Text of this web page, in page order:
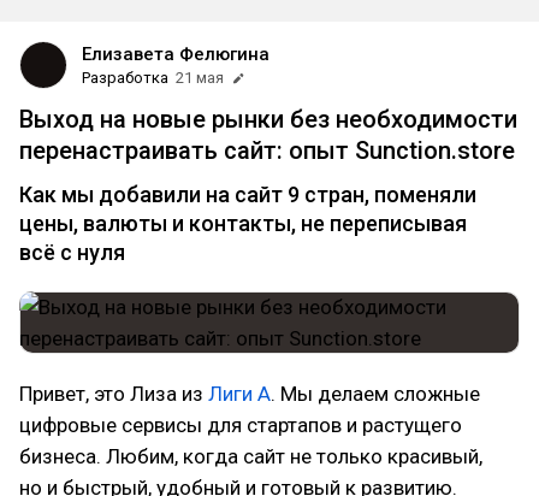
Елизавета Фелюгина
Разработка 21 мая
Выход на новые рынки без необходимости
перенастраивать сайт: опыт Sunction.store
Как мы добавили на сайт 9 стран, поменяли
цены, валюты и контакты, не переписывая
всё с нуля
Привет, это Лиза из Лиги А. Мы делаем сложные
цифровые сервисы для стартапов и растущего
бизнеса. Любим, когда сайт не только красивый,
но и быстрый, удобный и готовый к развитию.